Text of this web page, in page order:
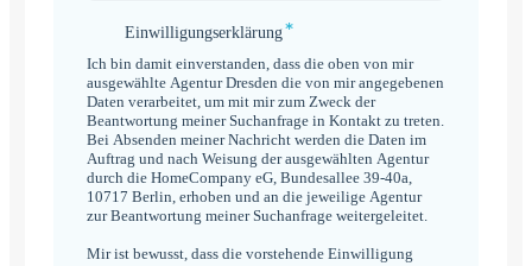
Einwilligungserklärung
Einwilligungserklärung*
Ich bin damit einverstanden, dass die oben von mir
ausgewählte Agentur Dresden die von mir angegebenen
Daten verarbeitet, um mit mir zum Zweck der
Beantwortung meiner Suchanfrage in Kontakt zu treten.
Bei Absenden meiner Nachricht werden die Daten im
Auftrag und nach Weisung der ausgewählten Agentur
durch die HomeCompany eG, Bundesallee 39-40a,
10717 Berlin, erhoben und an die jeweilige Agentur
zur Beantwortung meiner Suchanfrage weitergeleitet.
Mir ist bewusst, dass die vorstehende Einwilligung